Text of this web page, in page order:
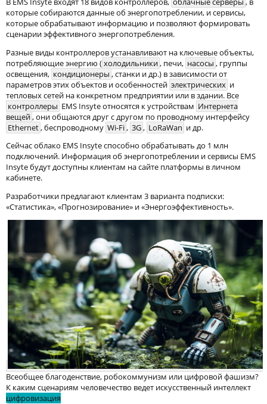
которые собираются данные об энергопотреблении, и сервисы,
которые обрабатывают информацию и позволяют формировать
сценарии эффективного энергопотребления.
Разные виды контроллеров устанавливают на ключевые объекты,
потребляющие энергию (холодильники , печи, насосы , группы
освещения, кондиционеры , станки и др.) в зависимости от
параметров этих объектов и особенностей электрических и
тепловых сетей на конкретном предприятии или в здании. Все
контроллеры EMS Insyte относятся к устройствам Интернета
вещей , они общаются друг с другом по проводному интерфейсу
Ethernet , беспроводному Wi-Fi , 3G , LoRaWan и др.
Сейчас облако EMS Insyte способно обрабатывать до 1 млн
подключений. Информация об энергопотреблении и сервисы EMS
Insyte будут доступны клиентам на сайте платформы в личном
кабинете.
Разработчики предлагают клиентам 3 варианта подписки:
«Статистика», «Прогнозирование» и «Энергоэффективность».
Всеобщее благоденствие, робокоммунизм или цифровой фашизм?
К каким сценариям человечество ведет искусственный интеллект
цифровизация